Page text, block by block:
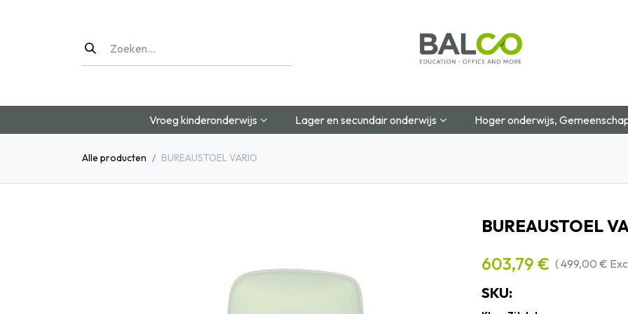
Vroeg kinderonderwijs Lager en secundair onderwijs Hoger onderwijs,
Alle producten BUREAUSTOEL VARIO
BUREAUSTOEL
603,79 € (499,00 €
SKU: